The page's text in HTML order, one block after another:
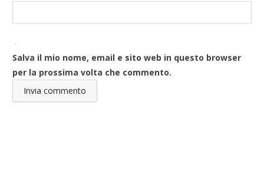
Salva il mio nome, email e sito web in questo browser
per la prossima volta che commento.